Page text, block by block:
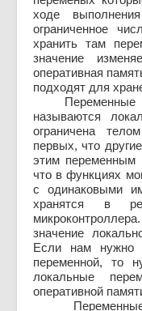
ходе
ограниченное
хранить там
значение
оперативная
подходят для
Переменные
называются
ограничена
первых, что
этим переменным
что в функциях
с одинаковыми
хранятся в
значение
Если нам нужно
переменной, то
локальные
оперативной
Переменные